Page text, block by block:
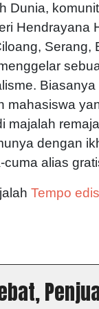
Dunia,
Hendrayana
Serang,
mahasiswa
majalah
dengan
cuma alias
Tempo